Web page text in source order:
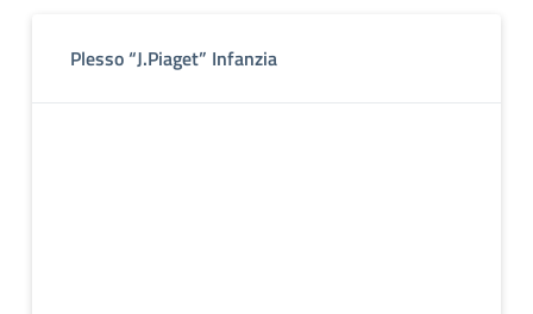
Plesso “J.Piaget” Infanzia